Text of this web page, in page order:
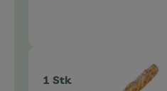
1 Stk